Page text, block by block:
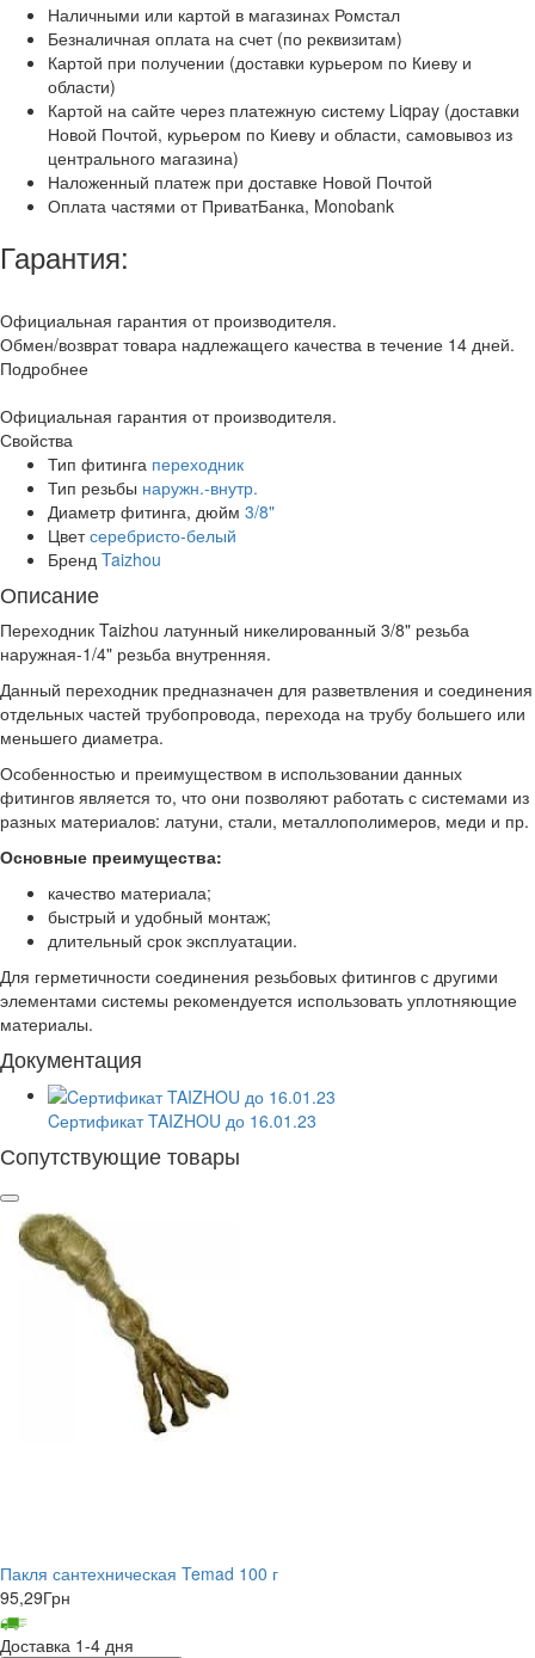
Наличными или картой в магазинах Ромстал
Безналичная оплата на счет (по реквизитам)
Картой при получении (доставки курьером по Киеву и
области)
Картой на сайте через платежную систему Liqpay (доставки
Новой Почтой, курьером по Киеву и области, самовывоз из
центрального магазина)
Наложенный платеж при доставке Новой Почтой
Оплата частями от ПриватБанка, Monobank
Гарантия:
Официальная гарантия от производителя.
Обмен/возврат товара надлежащего качества в течение 14 дней.
Подробнее
Официальная гарантия от производителя.
Свойства
Тип фитинга переходник
Тип резьбы наружн.-внутр.
Диаметр фитинга, дюйм 3/8"
Цвет серебристо-белый
Бренд Taizhou
Описание
Переходник Taizhou латунный никелированный 3/8" резьба
наружная-1/4" резьба внутренняя.
Данный переходник предназначен для разветвления и соединения
отдельных частей трубопровода, перехода на трубу большего или
меньшего диаметра.
Особенностью и преимуществом в использовании данных
фитингов является то, что они позволяют работать с системами из
разных материалов: латуни, стали, металлополимеров, меди и пр.
Основные преимущества:
качество материала;
быстрый и удобный монтаж;
длительный срок эксплуатации.
Для герметичности соединения резьбовых фитингов с другими
элементами системы рекомендуется использовать уплотняющие
материалы.
Документация
Cертификат TAIZHOU до 16.01.23
Сопутствующие товары
Пакля сантехническая Temad 100 г
95,29Грн
Доставка 1-4 дня